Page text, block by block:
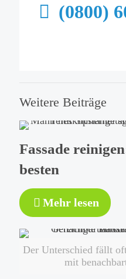
(0800)
Weitere Beiträge
Fassade
besten
Mehr lesen
So
Der Unterschied fällt
mit